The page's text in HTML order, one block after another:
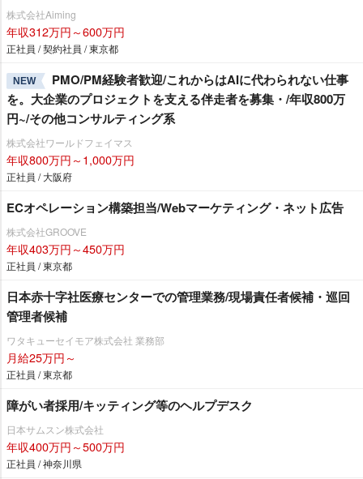
株式会社Aiming
年収312万円～600万円
正社員 / 契約社員 / 東京都
NEW
PMO/PM経験者歓迎/これからはAIに代わられない仕事
を。大企業のプロジェクトを支える伴走者を募集・/年収800万
円~/その他コンサルティング系
株式会社ワールドフェイマス
年収800万円～1,000万円
正社員 / 大阪府
ECオペレーション構築担当/Webマーケティング・ネット広告
株式会社GROOVE
年収403万円～450万円
正社員 / 東京都
日本赤十字社医療センターでの管理業務/現場責任者候補・巡回
管理者候補
ワタキューセイモア株式会社 業務部
月給25万円～
正社員 / 東京都
障がい者採用/キッティング等のヘルプデスク
日本サムスン株式会社
年収400万円～500万円
正社員 / 神奈川県